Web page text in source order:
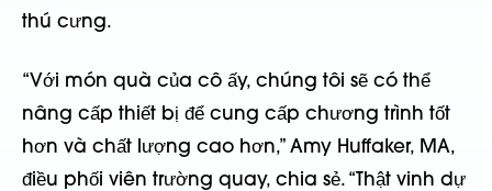
thú cưng.
“Với món quà của cô ấy, chúng tôi sẽ có thể
nâng cấp thiết bị để cung cấp chương trình tốt
hơn và chất lượng cao hơn,” Amy Huffaker, MA,
điều phối viên trường quay, chia sẻ. “Thật vinh dự